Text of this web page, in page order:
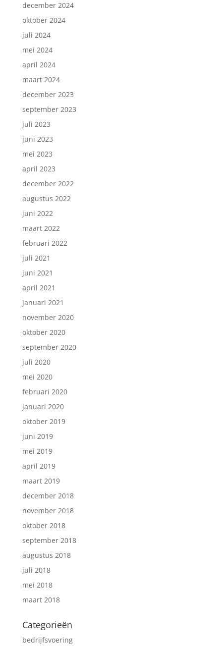
december 2024
oktober 2024
juli 2024
mei 2024
april 2024
maart 2024
december 2023
september 2023
juli 2023
juni 2023
mei 2023
april 2023
december 2022
augustus 2022
juni 2022
maart 2022
februari 2022
juli 2021
juni 2021
april 2021
januari 2021
november 2020
oktober 2020
september 2020
juli 2020
mei 2020
februari 2020
januari 2020
oktober 2019
juni 2019
mei 2019
april 2019
maart 2019
december 2018
november 2018
oktober 2018
september 2018
augustus 2018
juli 2018
mei 2018
maart 2018
Categorieën
bedrijfsvoering